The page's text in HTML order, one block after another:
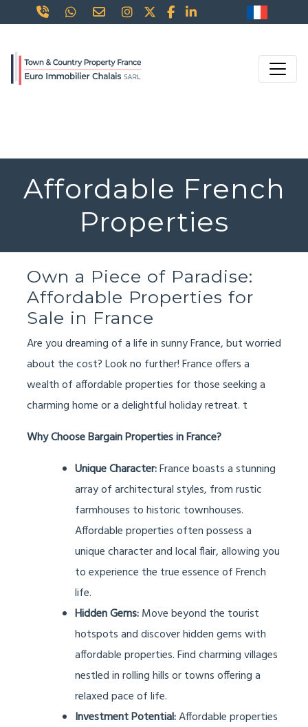
Affordable French
Properties
Own a Piece of Paradise:
Affordable Properties for
Sale in France
Are you dreaming of a life in sunny France, but worried
about the cost? Look no further! France offers a
wealth of affordable properties for those seeking a
charming home or a delightful holiday retreat. t
Why Choose Bargain Properties in France?
Unique Character:France boasts a stunning
array of architectural styles, from rustic
farmhouses to historic townhouses.
Affordable properties often possess a
unique character and local flair, allowing you
to experience the true essence of French
life.
Hidden Gems:Move beyond the tourist
hotspots and discover hidden gems with
affordable properties. Find charming villages
nestled in rolling hills or towns offering a
relaxed pace of life.
Investment Potential:Affordable properties